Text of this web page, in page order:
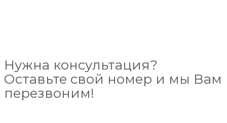
Нужна консультация?
Оставьте свой номер и мы Вам
перезвоним!